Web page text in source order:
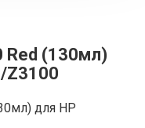
(130мл)
Z3100